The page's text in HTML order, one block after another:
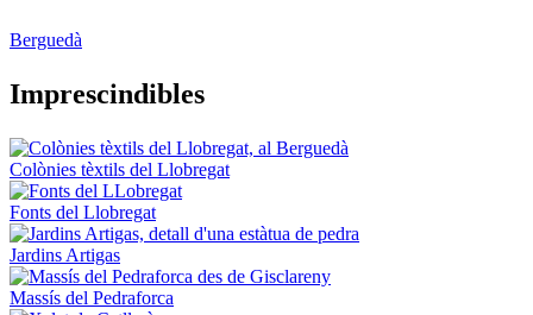
Berguedà
Imprescindibles
Colònies tèxtils del Llobregat
Fonts del Llobregat
Jardins Artigas
Massís del Pedraforca